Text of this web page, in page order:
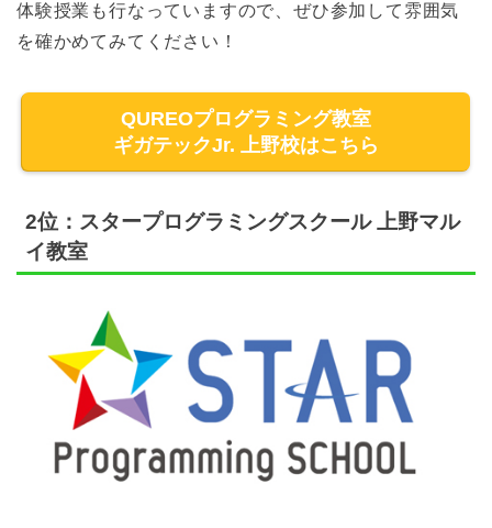
体験授業も行なっていますので、ぜひ参加して雰囲気
を確かめてみてください！
QUREOプログラミング教室
ギガテックJr. 上野校はこちら
2位：スタープログラミングスクール 上野マル
イ教室